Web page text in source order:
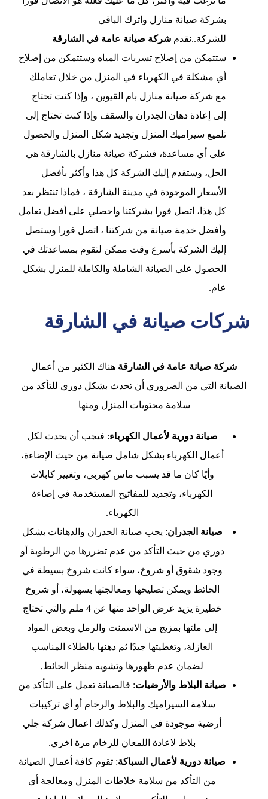
بشركة صيانة منازل واترك الباقي
للشركة..نقدم شركة صيانة عامة في الشارقة
ستتمكن من إصلاح تسربات المياه وستتمكن من إصلاح
أي مشكلة في الكهرباء في المنزل من خلال تعاملك
مع شركة صيانة منازل بام القيوين ، وإذا كنت تحتاج
إلى إعادة دهان الجدران والسقف وإذا كنت تحتاج إلى
تلميع سيراميك المنزل وتجديد شكل المنزل والحصول
على أي مساعدة، فشركة صيانة منازل بالشارقة هي
الحل، وستقدم إليك الشركة كل هذا وأكثر بأفضل
الأسعار الموجودة في مدينة الشارقة ، فماذا تنتظر بعد
كل هذا، اتصل فورا بشركتنا واحصلي على أفضل تعامل
وأفضل خدمة صيانة من شركتنا ، اتصل فورا وستصل
إليك الشركة بأسرع وقت ممكن لتقوم بمساعدتك في
الحصول على الصيانة الشاملة والكاملة للمنزل بشكل
عام.
شركات صيانة في الشارقة
شركة صيانة عامة في الشارقة هناك الكثير من أعمال
الصيانة التي من الضروري أن تحدث بشكل دوري للتأكد من
سلامة محتويات المنزل ومنها
صيانة دورية لأعمال الكهرباء: فيجب أن يحدث لكل
أعمال الكهرباء بشكل شامل صيانة من حيث الإضاءة،
وأيًا كان ما قد يسبب ماس كهربي، وتغيير كابلات
الكهرباء، وتجديد للمفاتيح المستخدمة في إضاءة
الكهرباء.
صيانة الجدران: يجب صيانة الجدران والدهانات بشكل
دوري من حيث التأكد من عدم تضررها من الرطوبة أو
وجود شقوق أو شروخ، سواء كانت شروخ بسيطة في
الحائط ويمكن تصليحها ومعالجتها بسهولة، أو شروخ
خطيرة يزيد عرض الواحد منها عن 4 ملم والتي تحتاج
إلى ملئها بمزيج من الاسمنت والرمل وبعض المواد
العازلة، وتغطيتها جيدًا ثم دهنها بالطلاء المناسب
لضمان عدم ظهورها وتشويه منظر الحائط,
صيانة البلاط والأرضيات: فالصيانة تعمل على التأكد من
سلامة السيراميك والبلاط والرخام أو أي تركيبات
أرضية موجودة في المنزل وكذلك اعمال شركة جلي
بلاط لاعادة اللمعان للرخام مرة اخري.
صيانة دورية لأعمال السباكة: تقوم كافة أعمال الصيانة
من التأكد من سلامة خلاطات المنزل ومعالجة أي